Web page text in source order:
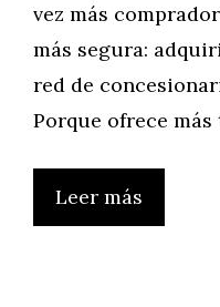
vez más
más segura:
red de
Porque ofrece
Leer más